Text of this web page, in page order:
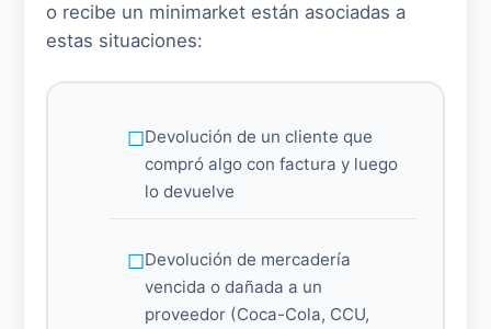
o recibe un minimarket están asociadas a
estas situaciones:
Devolución de un cliente que
compró algo con factura y luego
lo devuelve
Devolución de mercadería
vencida o dañada a un
proveedor (Coca-Cola, CCU,